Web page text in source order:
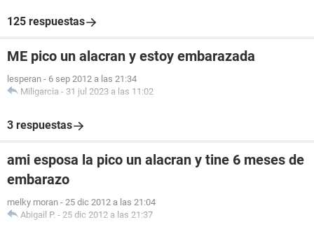
125 respuestas
ME pico un alacran y estoy embarazada
lesperan - 6 sep 2012 a las 21:34
Miligarcia - 31 jul 2023 a las 11:02
3 respuestas
ami esposa la pico un alacran y tine 6 meses de
embarazo
melky moran - 25 dic 2012 a las 21:04
Abigail P. - 25 dic 2012 a las 21:37